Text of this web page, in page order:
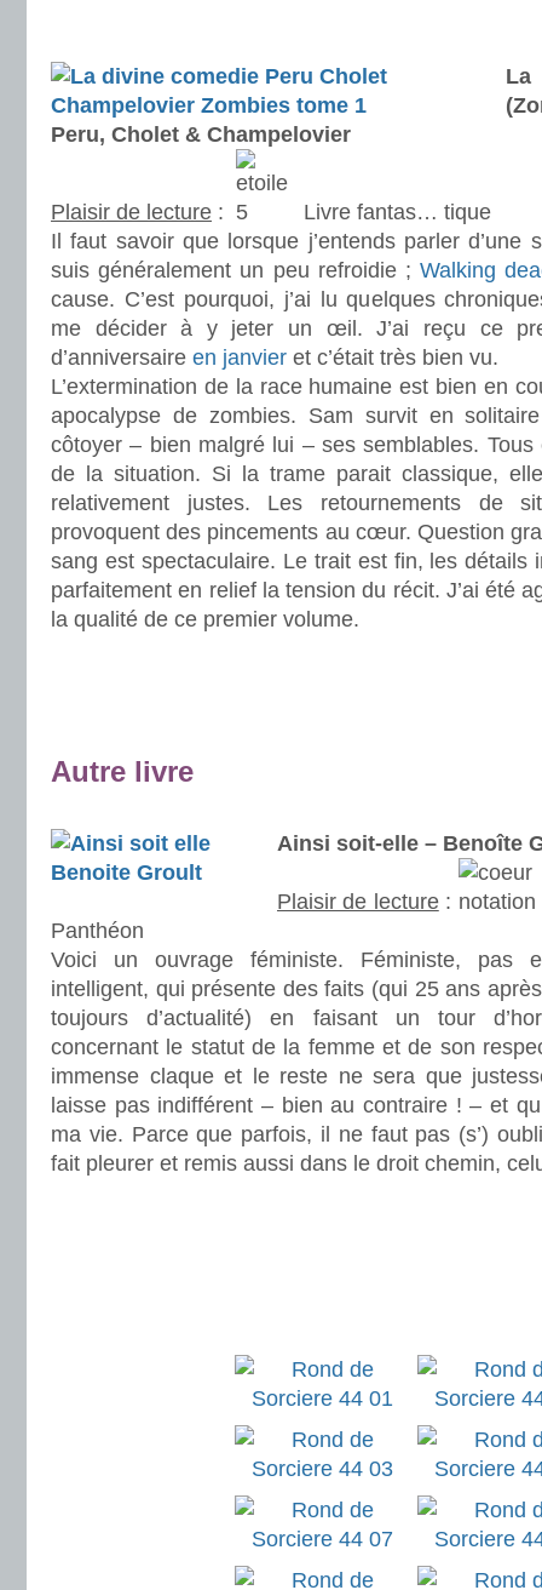
Peru, Cholet & Champelovier
Plaisir de lecture :
Livre fantas… tique
Il faut savoir que lorsque j’entends parler d’une
suis généralement un peu refroidie ;Walking
cause. C’est pourquoi, j’ai lu quelques
me décider à y jeter un œil. J’ai reçu ce
d’anniversaire en janvier et c’était très bien vu.
L’extermination de la race humaine est bien en
apocalypse de zombies. Sam survit en
côtoyer – bien malgré lui – ses semblables.
de la situation. Si la trame parait classique,
relativement justes. Les retournements de
provoquent des pincements au cœur. Question
sang est spectaculaire. Le trait est fin, les détails
parfaitement en relief la tension du récit. J’ai été
la qualité de ce premier volume.
Autre livre
Ainsi soit-elle – Benoîte
Plaisir de lecture:
Panthéon
Voici un ouvrage féministe. Féministe, pas
intelligent, qui présente des faits (qui 25 ans
toujours d’actualité) en faisant un tour
concernant le statut de la femme et de son
immense claque et le reste ne sera que
laisse pas indifférent – bien au contraire ! – et
ma vie. Parce que parfois, il ne faut pas (s’)
fait pleurer et remis aussi dans le droit chemin,